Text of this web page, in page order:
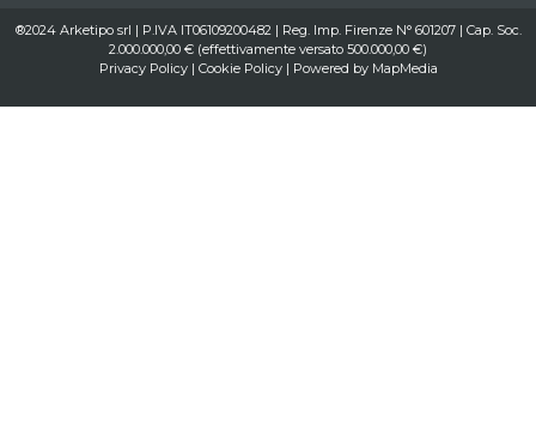
®2024 Arketipo srl | P.IVA IT06109200482 | Reg. Imp. Firenze N° 601207 | Cap. Soc.
2.000.000,00 € (effettivamente versato 500.000,00 €)
Privacy Policy| Cookie Policy| Powered by MapMedia